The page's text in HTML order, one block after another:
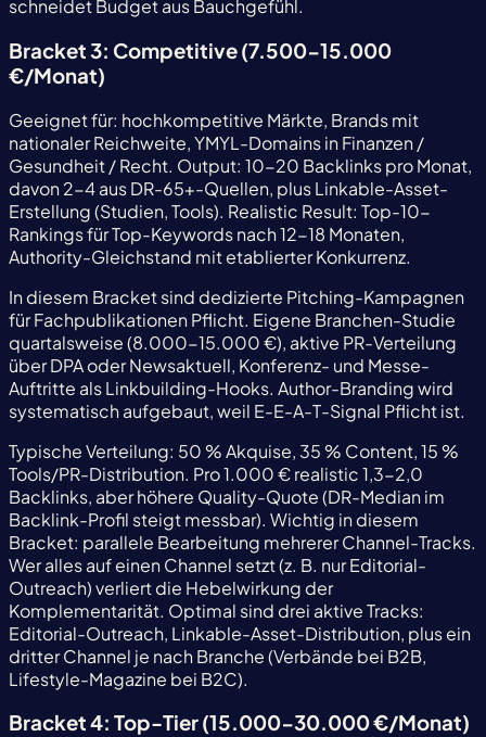
schneidet Budget aus Bauchgefühl.
Bracket 3: Competitive (7.500-15.000
€/Monat)
Geeignet für: hochkompetitive Märkte, Brands mit
nationaler Reichweite, YMYL-Domains in Finanzen /
Gesundheit / Recht. Output: 10-20 Backlinks pro Monat,
davon 2-4 aus DR-65+-Quellen, plus Linkable-Asset-
Erstellung (Studien, Tools). Realistic Result: Top-10-
Rankings für Top-Keywords nach 12-18 Monaten,
Authority-Gleichstand mit etablierter Konkurrenz.
In diesem Bracket sind dedizierte Pitching-Kampagnen
für Fachpublikationen Pflicht. Eigene Branchen-Studie
quartalsweise (8.000-15.000 €), aktive PR-Verteilung
über DPA oder Newsaktuell, Konferenz- und Messe-
Auftritte als Linkbuilding-Hooks. Author-Branding wird
systematisch aufgebaut, weil E-E-A-T-Signal Pflicht ist.
Typische Verteilung: 50 % Akquise, 35 % Content, 15 %
Tools/PR-Distribution. Pro 1.000 € realistic 1,3-2,0
Backlinks, aber höhere Quality-Quote (DR-Median im
Backlink-Profil steigt messbar). Wichtig in diesem
Bracket: parallele Bearbeitung mehrerer Channel-Tracks.
Wer alles auf einen Channel setzt (z. B. nur Editorial-
Outreach) verliert die Hebelwirkung der
Komplementarität. Optimal sind drei aktive Tracks:
Editorial-Outreach, Linkable-Asset-Distribution, plus ein
dritter Channel je nach Branche (Verbände bei B2B,
Lifestyle-Magazine bei B2C).
Bracket 4: Top-Tier (15.000-30.000 €/Monat)